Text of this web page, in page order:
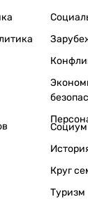
Социум
Круг
Туризм